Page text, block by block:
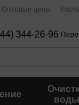
Оптовые цены
344-26-96
воды